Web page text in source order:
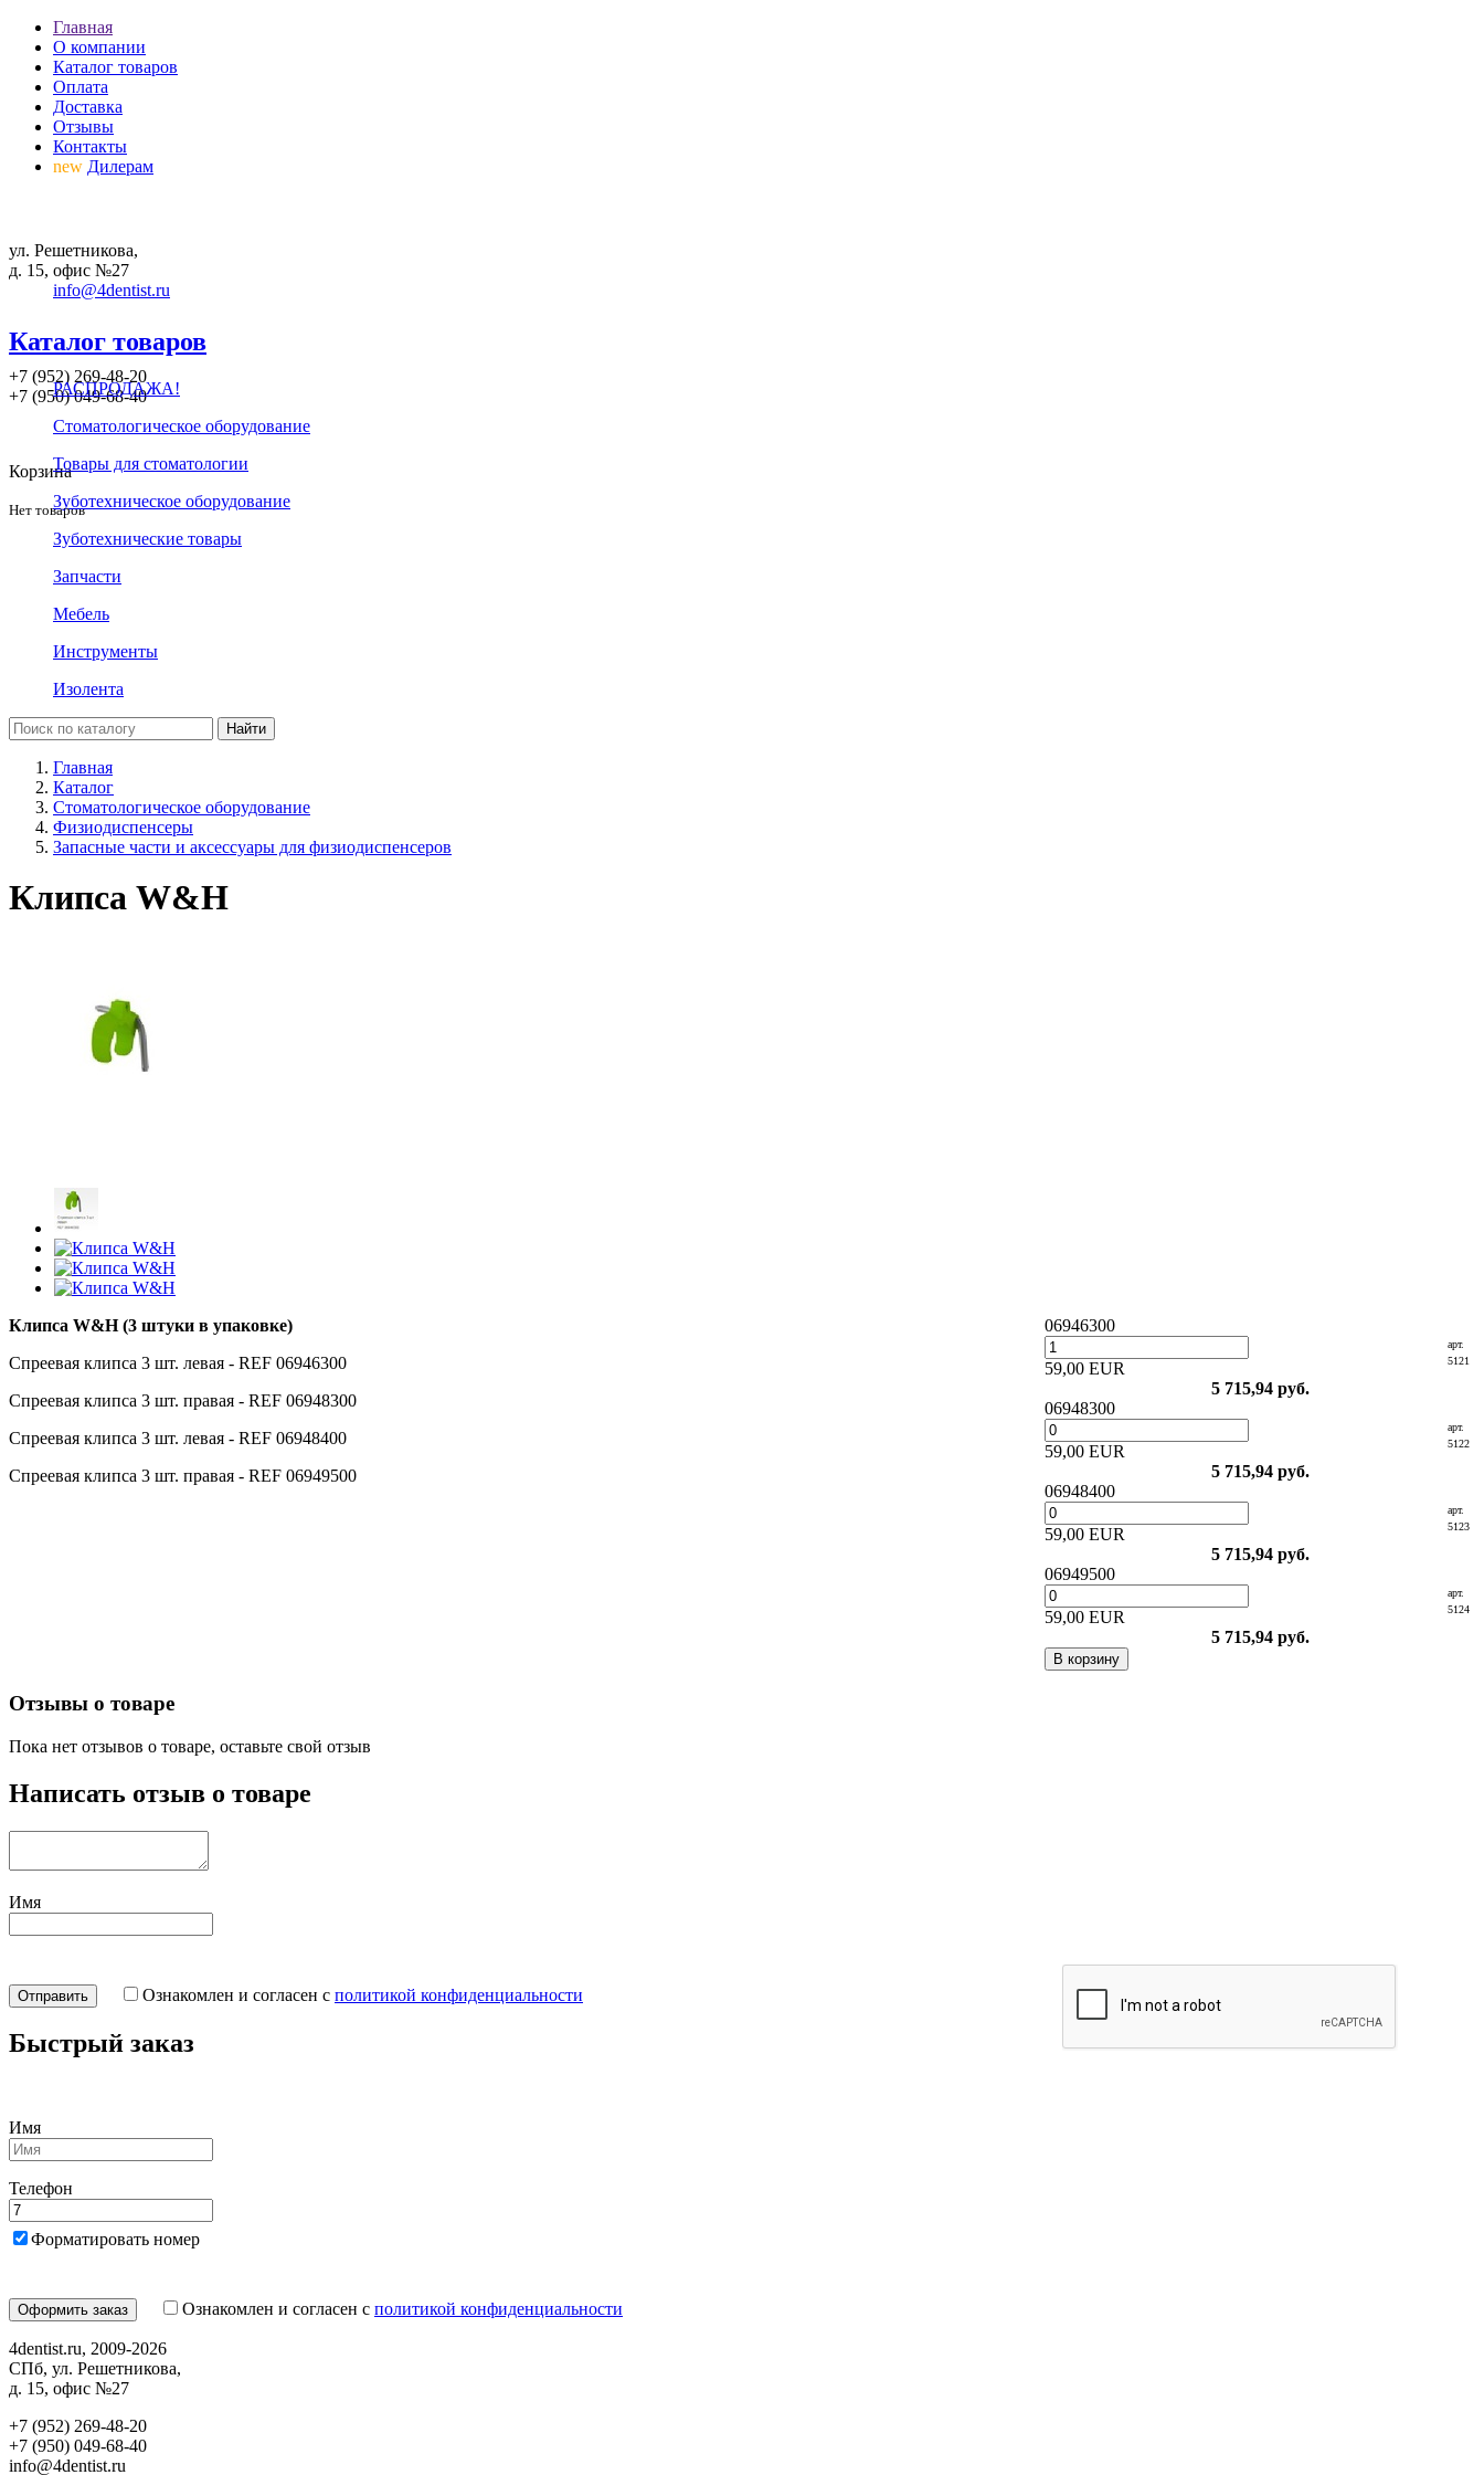
Главная
О компании
Каталог товаров
Оплата
Доставка
Отзывы
Контакты
new Дилерам
ул. Решетникова,
д. 15, офис №27
info@4dentist.ru
+7 (952) 269-48-20
‪+7 (950) 049-68-40
Корзина
Нет товаров
Каталог товаров
РАСПРОДАЖА!
Стоматологическое оборудование
Товары для стоматологии
Зуботехническое оборудование
Зуботехнические товары
Запчасти
Мебель
Инструменты
Изолента
Главная
Каталог
Стоматологическое оборудование
Физиодиспенсеры
Запасные части и аксессуары для физиодиспенсеров
Клипса W&H
06946300
арт.
5121
59,00 EUR
5 715,94 руб.
06948300
арт.
5122
59,00 EUR
5 715,94 руб.
06948400
арт.
5123
59,00 EUR
5 715,94 руб.
06949500
арт.
5124
59,00 EUR
5 715,94 руб.
Клипса W&H (3 штуки в упаковке)
Спреевая клипса 3 шт. левая - REF 06946300
Спреевая клипса 3 шт. правая - REF 06948300
Спреевая клипса 3 шт. левая - REF 06948400
Спреевая клипса 3 шт. правая - REF 06949500
Отзывы о товаре
Пока нет отзывов о товаре, оставьте свой отзыв
Написать отзыв о товаре
Имя
Ознакомлен и согласен с политикой конфиденциальности
Быстрый заказ
Имя
Телефон
Форматировать номер
Ознакомлен и согласен с политикой конфиденциальности
4dentist.ru, 2009-2026
СПб, ул. Решетникова,
д. 15, офис №27
+7 (952) 269-48-20
‪+7 (950) 049-68-40
info@4dentist.ru